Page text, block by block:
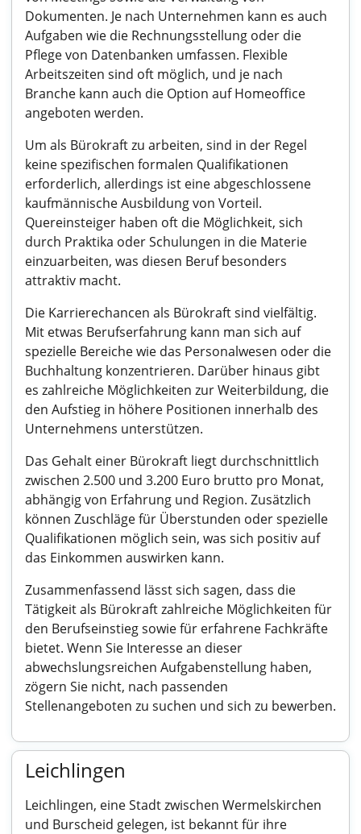
Dokumenten. Je nach Unternehmen kann es auch
Aufgaben wie die Rechnungsstellung oder die
Pflege von Datenbanken umfassen. Flexible
Arbeitszeiten sind oft möglich, und je nach
Branche kann auch die Option auf Homeoffice
angeboten werden.
Um als Bürokraft zu arbeiten, sind in der Regel
keine spezifischen formalen Qualifikationen
erforderlich, allerdings ist eine abgeschlossene
kaufmännische Ausbildung von Vorteil.
Quereinsteiger haben oft die Möglichkeit, sich
durch Praktika oder Schulungen in die Materie
einzuarbeiten, was diesen Beruf besonders
attraktiv macht.
Die Karrierechancen als Bürokraft sind vielfältig.
Mit etwas Berufserfahrung kann man sich auf
spezielle Bereiche wie das Personalwesen oder die
Buchhaltung konzentrieren. Darüber hinaus gibt
es zahlreiche Möglichkeiten zur Weiterbildung, die
den Aufstieg in höhere Positionen innerhalb des
Unternehmens unterstützen.
Das Gehalt einer Bürokraft liegt durchschnittlich
zwischen 2.500 und 3.200 Euro brutto pro Monat,
abhängig von Erfahrung und Region. Zusätzlich
können Zuschläge für Überstunden oder spezielle
Qualifikationen möglich sein, was sich positiv auf
das Einkommen auswirken kann.
Zusammenfassend lässt sich sagen, dass die
Tätigkeit als Bürokraft zahlreiche Möglichkeiten für
den Berufseinstieg sowie für erfahrene Fachkräfte
bietet. Wenn Sie Interesse an dieser
abwechslungsreichen Aufgabenstellung haben,
zögern Sie nicht, nach passenden
Stellenangeboten zu suchen und sich zu bewerben.
Leichlingen
Leichlingen, eine Stadt zwischen Wermelskirchen
und Burscheid gelegen, ist bekannt für ihre